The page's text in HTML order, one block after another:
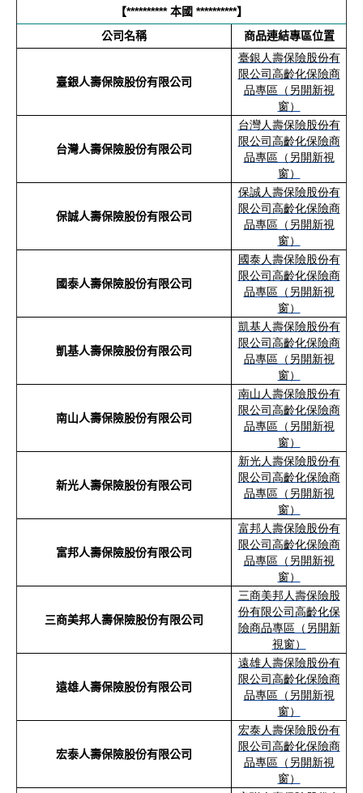
【**********本國 **********】
公司名稱
商品連結專區位置
臺銀人壽保險股份有限公司
臺銀人壽保險股份有
限公司高齡化保險商
品專區（另開新視
窗）
台灣人壽保險股份有限公司
台灣人壽保險股份有
限公司高齡化保險商
品專區（另開新視
窗）
保誠人壽保險股份有限公司
保誠人壽保險股份有
限公司高齡化保險商
品專區（另開新視
窗）
國泰人壽保險股份有限公司
國泰人壽保險股份有
限公司高齡化保險商
品專區（另開新視
窗）
凱基人壽保險股份有限公司
凱基人壽保險股份有
限公司高齡化保險商
品專區（另開新視
窗）
南山人壽保險股份有限公司
南山人壽保險股份有
限公司高齡化保險商
品專區（另開新視
窗）
新光人壽保險股份有限公司
新光人壽保險股份有
限公司高齡化保險商
品專區（另開新視
窗）
富邦人壽保險股份有限公司
富邦人壽保險股份有
限公司高齡化保險商
品專區（另開新視
窗）
三商美邦人壽保險股份有限公司
三商美邦人壽保險股
份有限公司高齡化保
險商品專區（另開新
視窗）
遠雄人壽保險股份有限公司
遠雄人壽保險股份有
限公司高齡化保險商
品專區（另開新視
窗）
宏泰人壽保險股份有限公司
宏泰人壽保險股份有
限公司高齡化保險商
品專區（另開新視
窗）